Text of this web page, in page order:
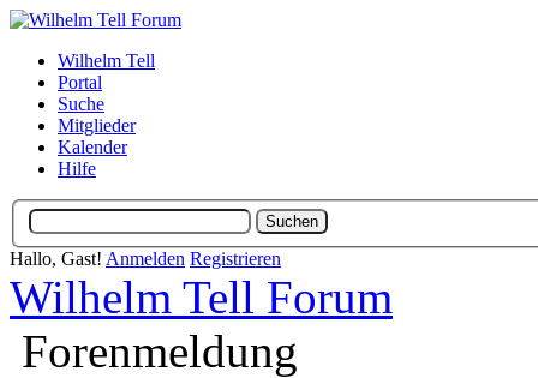
Wilhelm Tell
Portal
Suche
Mitglieder
Kalender
Hilfe
Hallo, Gast! Anmelden Registrieren
Wilhelm Tell Forum
Forenmeldung